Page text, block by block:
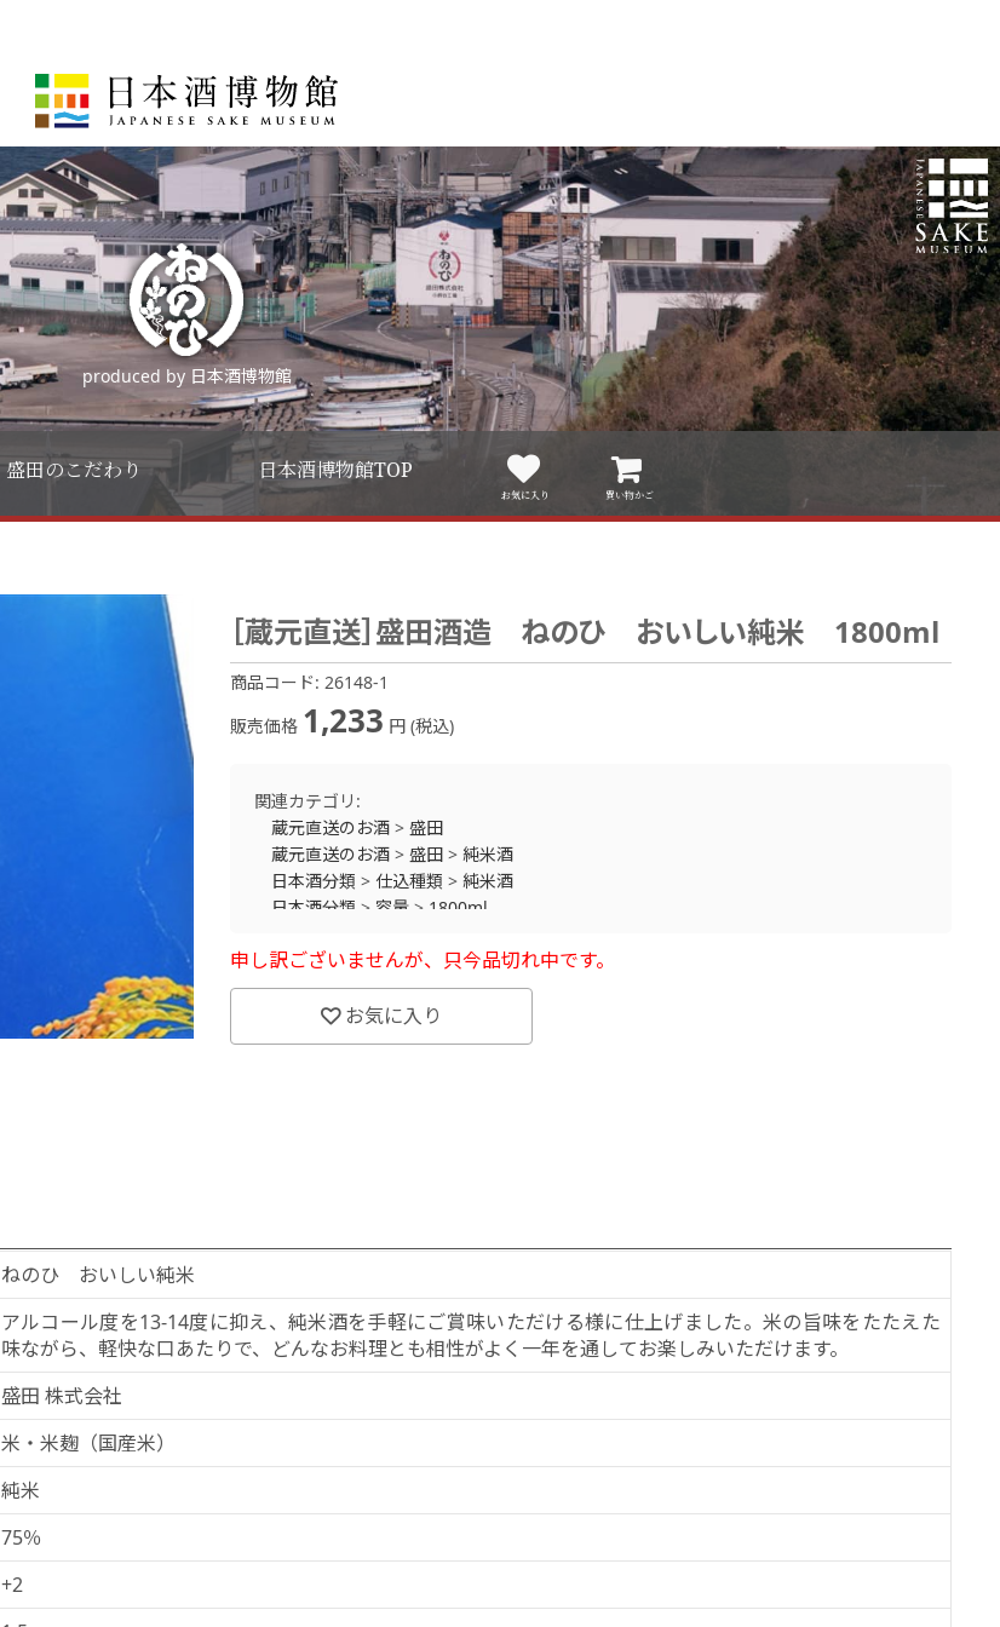
produced by 日本酒博物館
盛田のこだわり 日本酒博物館TOP
［蔵元直送］盛田酒造 ねのひ おいしい純米 1800ml
商品コード: 26148-1
販売価格 1,233 円 (税込)
関連カテゴリ:
蔵元直送のお酒 >盛田
蔵元直送のお酒 >盛田 >純米酒
日本酒分類 > 仕込種類 >純米酒
日本酒分類 > 容量 > 1800ml
申し訳ございませんが、只今品切れ中です。
お気に入り
ねのひ おいしい純米
アルコール度を13-14度に抑え、純米酒を手軽にご賞味いただける様に仕上げました。米の旨味をたたえた
味ながら、軽快な口あたりで、どんなお料理とも相性がよく一年を通してお楽しみいただけます。
盛田 株式会社
米・米麹（国産米）
純米
75％
+2